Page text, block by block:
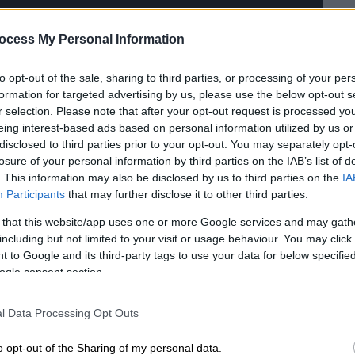
My Personal Information
opt-out of the sale, sharing to third parties, or processing of your
for targeted advertising by us, please use the below opt-out
selection. Please note that after your opt-out request is processed
interest-based ads based on personal information utilized by us
to third parties prior to your opt-out. You may separately
of your personal information by third parties on the IAB’s list of
This information may also be disclosed by us to third parties on the
Participants that may further disclose it to other third parties.
that this website/app uses one or more Google services and may
but not limited to your visit or usage behaviour. You may
to Google and its third-party tags to use your data for below
consent section.
Data Processing Opt Outs
opt-out of the Sharing of my personal data.
το ΕΘΝΟΣ στη Google
το νέο φθηνότερο
με τουςThe New York Times,η
στους υπαλλήλους της ότι
πακέτο χαμηλότερης τιμής με
νωρίτερα από ότι
του 2022.
το πακέτο θα ξεκινήσει πιθανά
τον Οκτώβριο έως τον Δεκέμβριο.
ο περιορισμός τηςκοινής χρήσης